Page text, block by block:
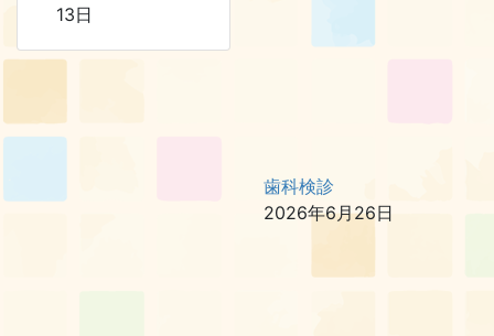
13日
歯科検診
2026年6月26日